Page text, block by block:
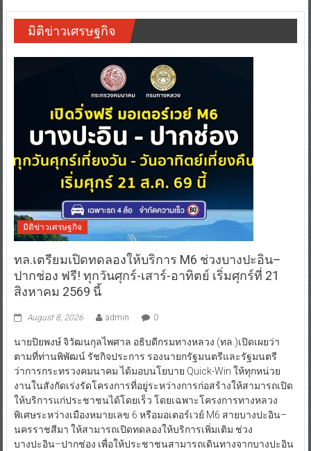
มิติข่าวเศรษฐกิจ
มิติข่าวเศรษฐกิจ
ทล.เตรียมเปิดทดลองให้บริการ M6 ช่วงบางปะอิน–
ปากช่อง ฟรี! ทุกวันศุกร์-เสาร์-อาทิตย์ เริ่มศุกร์ที่ 21
สิงหาคม 2569 นี้
August 8, 2026 admin 0
นายปิยพงษ์ จิวัฒนกุลไพศาล อธิบดีกรมทางหลวง (ทล.)เปิดเผยว่า
ตามที่ท่านพิพัฒน์ รัชกิจประการ รองนายกรัฐมนตรีและรัฐมนตรี
ว่าการกระทรวงคมนาคม ได้มอบนโยบาย Quick-Win ให้ทุกหน่วย
งานในสังกัดเร่งรัดโครงการที่อยู่ระหว่างการก่อสร้างให้สามารถเปิด
ให้บริการแก่ประชาชนได้โดยเร็ว โดยเฉพาะโครงการทางหลวง
พิเศษระหว่างเมืองหมายเลข 6 หรือมอเตอร์เวย์ M6 สายบางปะอิน–
นครราชสีมา ให้สามารถเปิดทดลองให้บริการเพิ่มเติม ช่วง
บางปะอิน–ปากช่อง เพื่อให้ประชาชนสามารถเดินทางจากบางปะอิน